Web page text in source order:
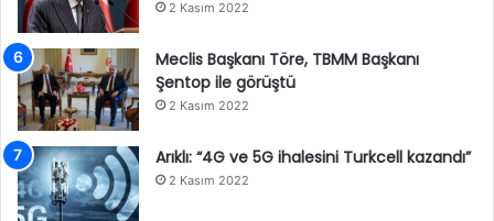
2 Kasım 2022
Meclis Başkanı Töre, TBMM Başkanı
Şentop ile görüştü
2 Kasım 2022
Arıklı: “4G ve 5G ihalesini Turkcell kazandı”
2 Kasım 2022